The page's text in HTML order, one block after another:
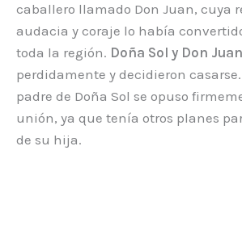
caballero llamado Don Juan, cuya
audacia y coraje lo había
toda la región. Doña Sol y Don Juan
perdidamente y decidieron
padre de Doña Sol se opuso
unión, ya que tenía otros planes
de su hija.